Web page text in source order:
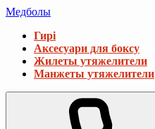
Медболы
Гирі
Аксесуари для боксу
Жилеты утяжелители
Манжеты утяжелители